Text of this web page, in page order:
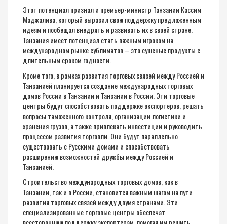
Этот потенциал признал и премьер-министр Танзании Кассим
Маджалива, который выразил свою поддержку предложенным
идеям и пообещал внедрять и развивать их в своей стране.
Танзания имеет потенциал стать важным игроком на
международном рынке сублиматов – это сушеные продукты с
длительным сроком годности.
Кроме того, в рамках развития торговых связей между Россией и
Танзанией планируется создание международных торговых
домов России в Танзании и Танзании в России. Эти торговые
центры будут способствовать поддержке экспортеров, решать
вопросы таможенного контроля, организации логистики и
хранения грузов, а также привлекать инвестиции и руководить
процессом развития торговли. Они будут параллельно
существовать с Русскими домами и способствовать
расширению возможностей дружбы между Россией и
Танзанией.
Строительство международных торговых домов, как в
Танзании, так и в России, становится важным шагом на пути
развития торговых связей между двумя странами. Эти
специализированные торговые центры обеспечат